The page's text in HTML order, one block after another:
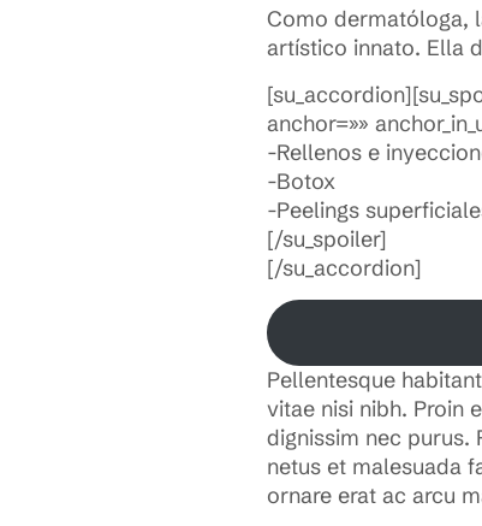
Como dermatóloga,
artístico innato. Ella
anchor=»»
-Rellenos e
-Botox
-Peelings
[/su_spoiler]
[/su_accordion]
Pellentesque
vitae nisi nibh. Proin
dignissim nec purus.
netus et malesuada
ornare erat ac arcu